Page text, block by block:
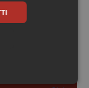
Ulcerosa
studio
concrete e
Marketing